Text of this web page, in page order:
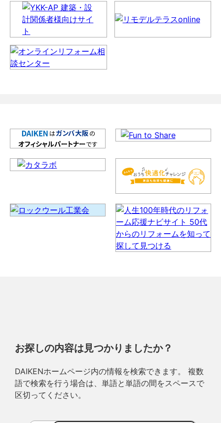
お探しの内容は見つかりましたか？
DAIKENホームページ内の情報を検索できます。 複数
語で検索を行う場合は、単語と単語の間をスペースで
区切ってください。